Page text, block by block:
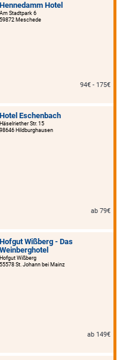
Hennedamm Hotel
Am Stadtpark 6
59872 Meschede
94€ - 175€
Hotel Eschenbach
Häselriether Str. 15
98646 Hildburghausen
ab 79€
Hofgut Wißberg - Das
Weinberghotel
Hofgut Wißberg
55578 St. Johann bei Mainz
ab 149€